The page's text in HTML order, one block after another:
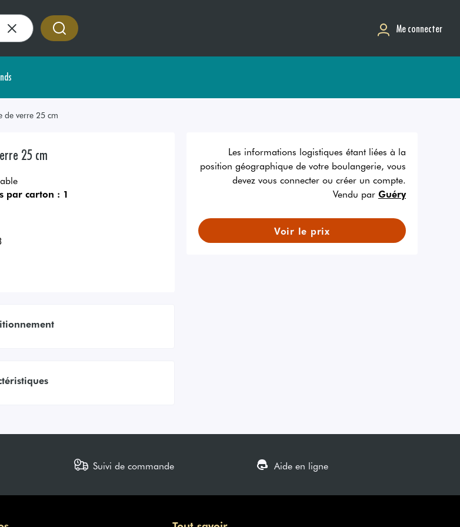
Me connecter
de verre 25 cm
25 cm
par carton : 1
Les informations logistiques étant liées à la
position géographique de votre boulangerie, vous
devez vous connecter ou créer un compte.
Vendu par Guéry
Voir le prix
Suivi de commande Aide en ligne